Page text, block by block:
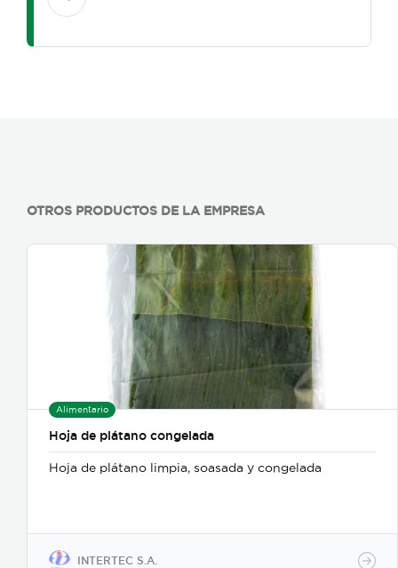
OTROS PRODUCTOS DE LA EMPRESA
Alimentario
Hoja de plátano congelada
Hoja de plátano limpia, soasada y congelada
INTERTEC S.A.